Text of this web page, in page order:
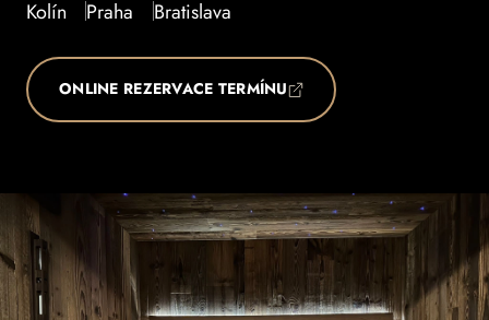
Kolín Praha Bratislava
ONLINE REZERVACE TERMÍNU